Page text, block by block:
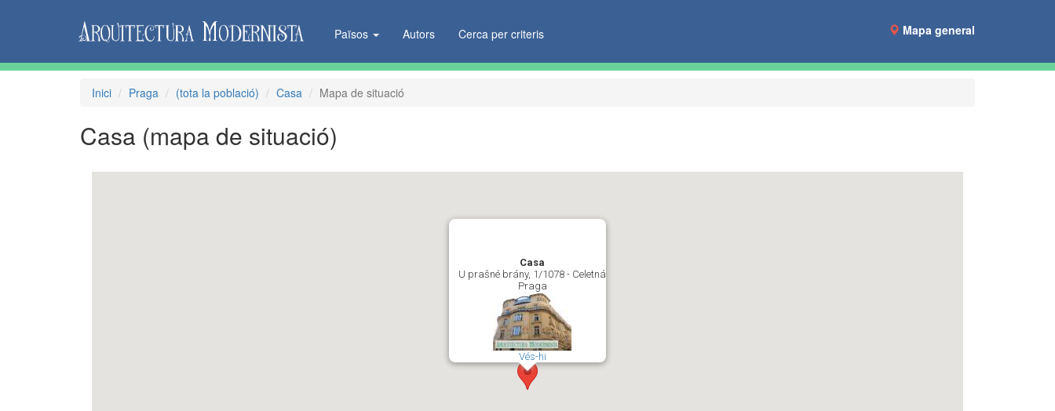
Països Autors Cerca per criteris Mapa general
Inici Praga (tota la població) Casa Mapa de situació
Casa (mapa de situació)
Casa
U prašné brány, 1/1078 - Celetná
Praga
Vés-hi